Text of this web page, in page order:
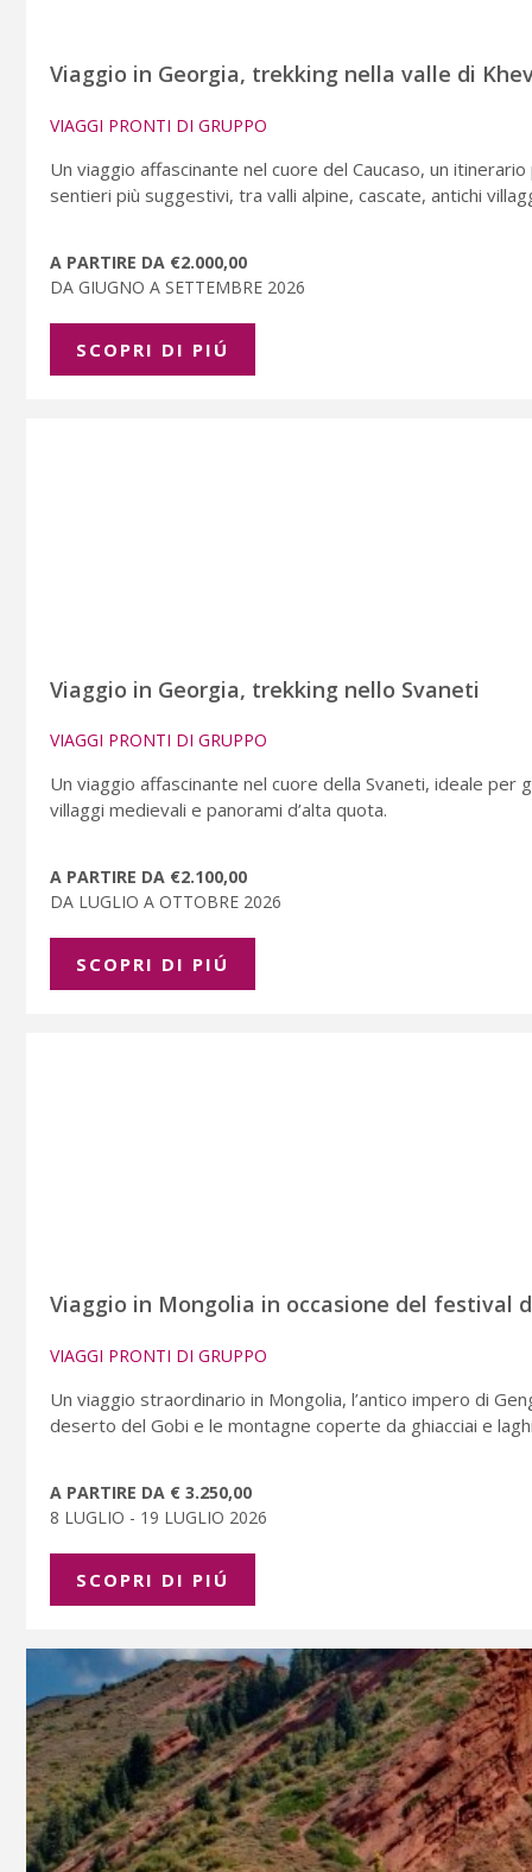
Viaggio in Georgia, trekking nella valle di
VIAGGI PRONTI DI GRUPPO
Un viaggio affascinante nel cuore del Caucaso, un
sentieri più suggestivi, tra valli alpine, cascate, antichi
A PARTIRE DA €2.000,00
DA GIUGNO A SETTEMBRE 2026
SCOPRI DI PIÚ
Viaggio in Georgia, trekking nello Svaneti
VIAGGI PRONTI DI GRUPPO
Un viaggio affascinante nel cuore della Svaneti, ideale
villaggi medievali e panorami d’alta quota.
A PARTIRE DA €2.100,00
DA LUGLIO A OTTOBRE 2026
SCOPRI DI PIÚ
Viaggio in Mongolia in occasione del festival
VIAGGI PRONTI DI GRUPPO
Un viaggio straordinario in Mongolia, l’antico impero di
deserto del Gobi e le montagne coperte da ghiacciai e
A PARTIRE DA € 3.250,00
8 LUGLIO - 19 LUGLIO 2026
SCOPRI DI PIÚ